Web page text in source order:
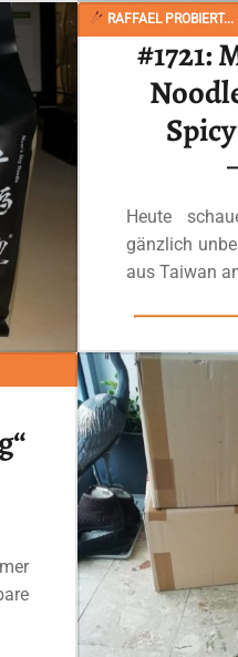
Noodle „Shiitake Zhajiang Flavor“” RAFFAEL PROBIERT...
#1721:
Heute
gänzlich
aus Taiwan